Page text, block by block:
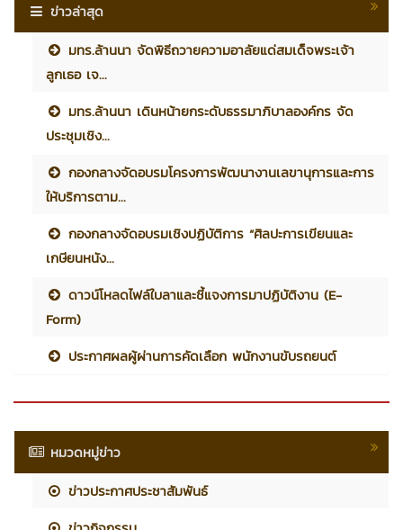
ข่าวล่าสุด
มทร.ล้านนา จัดพิธีถวายความอาลัยแด่สมเด็จพระเจ้า
ลูกเธอ เจ...
มทร.ล้านนา เดินหน้ายกระดับธรรมาภิบาลองค์กร จัด
ประชุมเชิง...
กองกลางจัดอบรมโครงการพัฒนางานเลขานุการและการ
ให้บริการตาม...
กองกลางจัดอบรมเชิงปฏิบัติการ “ศิลปะการเขียนและ
เกษียนหนัง...
ดาวน์โหลดไฟล์ใบลาและชี้แจงการมาปฏิบัติงาน (E-
Form)
ประกาศผลผู้ผ่านการคัดเลือก พนักงานขับรถยนต์
หมวดหมู่ข่าว
ข่าวประกาศประชาสัมพันธ์